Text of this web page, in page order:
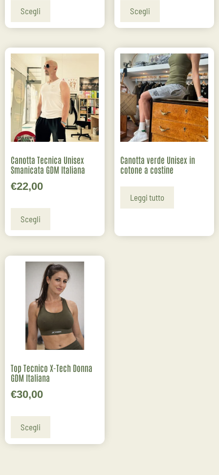
Scegli Scegli
Canotta Tecnica Unisex
Smanicata GDM Italiana
€22,00
Scegli
Canotta verde Unisex in
cotone a costine
Leggi tutto
Top Tecnico X-Tech Donna
GDM Italiana
€30,00
Scegli